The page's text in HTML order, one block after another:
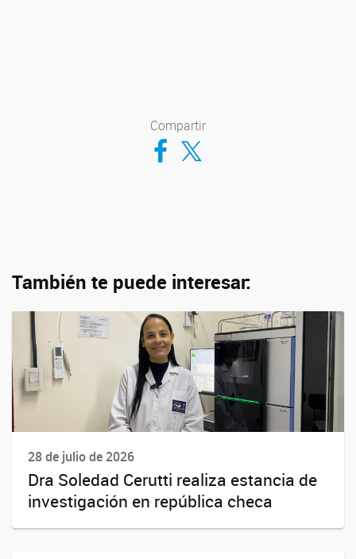
Compartir
Compartir en Facebook
Compartir en Twitter
También te puede interesar:
28 de julio de 2026
Dra Soledad Cerutti realiza estancia de
investigación en república checa